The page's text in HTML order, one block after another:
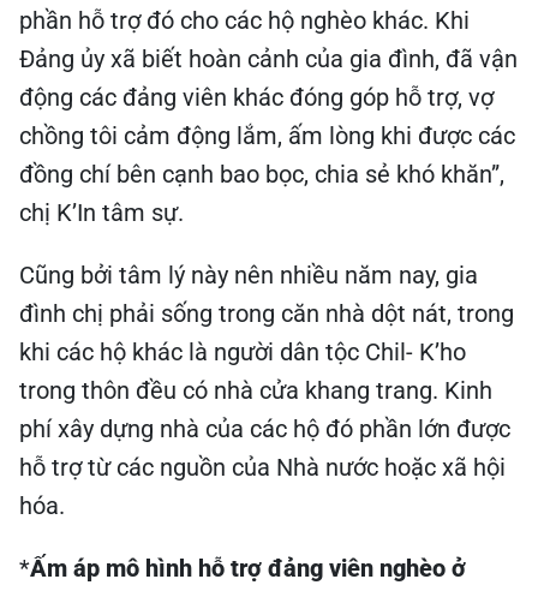
phần hỗ trợ đó cho các hộ nghèo khác. Khi
Đảng ủy xã biết hoàn cảnh của gia đình, đã vận
động các đảng viên khác đóng góp hỗ trợ, vợ
chồng tôi cảm động lắm, ấm lòng khi được các
đồng chí bên cạnh bao bọc, chia sẻ khó khăn”,
chị K’In tâm sự.
Cũng bởi tâm lý này nên nhiều năm nay, gia
đình chị phải sống trong căn nhà dột nát, trong
khi các hộ khác là người dân tộc Chil- K’ho
trong thôn đều có nhà cửa khang trang. Kinh
phí xây dựng nhà của các hộ đó phần lớn được
hỗ trợ từ các nguồn của Nhà nước hoặc xã hội
hóa.
*Ấm áp mô hình hỗ trợ đảng viên nghèo ở